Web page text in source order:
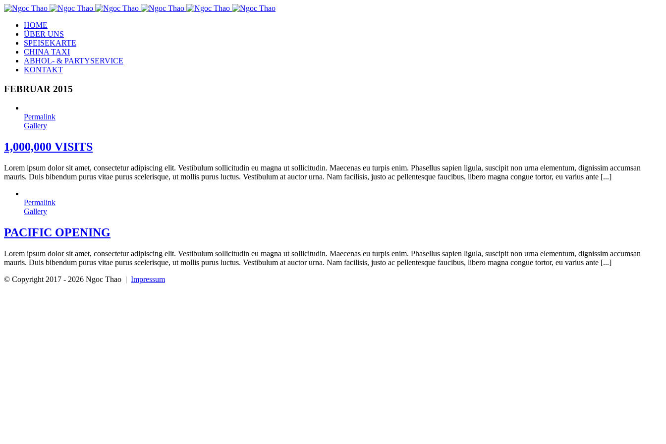
HOME
ÜBER UNS
SPEISEKARTE
CHINA TAXI
ABHOL- & PARTYSERVICE
KONTAKT
FEBRUAR 2015
Permalink
Gallery
1,000,000 VISITS
Lorem ipsum dolor sit amet, consectetur adipiscing elit. Vestibulum sollicitudin eu magna ut sollicitudin. Maecenas eu turpis enim. Phasellus sapien ligula, suscipit non urna elementum, dignissim accumsan
mauris. Duis bibendum purus vitae purus scelerisque, ut mollis purus luctus. Vestibulum at auctor urna. Nam facilisis, justo ac pellentesque faucibus, libero magna congue tortor, eu varius ante [...]
Permalink
Gallery
PACIFIC OPENING
Lorem ipsum dolor sit amet, consectetur adipiscing elit. Vestibulum sollicitudin eu magna ut sollicitudin. Maecenas eu turpis enim. Phasellus sapien ligula, suscipit non urna elementum, dignissim accumsan
mauris. Duis bibendum purus vitae purus scelerisque, ut mollis purus luctus. Vestibulum at auctor urna. Nam facilisis, justo ac pellentesque faucibus, libero magna congue tortor, eu varius ante [...]
© Copyright 2017 - 2026 Ngoc Thao | Impressum